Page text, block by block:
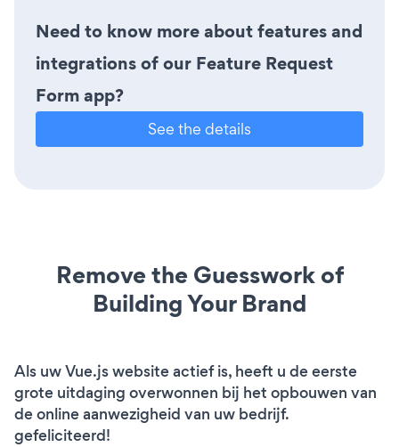
Need to know more about features and
integrations of our Feature Request
Form app?
See the details
Remove the Guesswork of
Building Your Brand
Als uw Vue.js website actief is, heeft u de eerste
grote uitdaging overwonnen bij het opbouwen van
de online aanwezigheid van uw bedrijf.
gefeliciteerd!